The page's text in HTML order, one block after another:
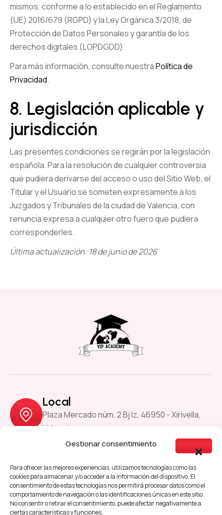
Gestionar consentimiento
Para ofrecer las mejores experiencias, utilizamos tecnologías como las
cookies para almacenar y/o acceder a la información del dispositivo. El
consentimiento de estas tecnologías nos permitirá procesar datos como el
comportamiento de navegación o las identificaciones únicas en este sitio.
No consentir o retirar el consentimiento, puede afectar negativamente a
ciertas características y funciones.
mismos, conforme a lo establecido en el Reglamento
(UE) 2016/679 (RGPD) y la Ley Orgánica 3/2018, de
Protección de Datos Personales y garantía de los
derechos digitales (LOPDGDD).
Para más información, consulte nuestraPolítica de
Privacidad.
8. Legislación aplicable y
jurisdicción
Las presentes condiciones se regirán por la legislación
española. Para la resolución de cualquier controversia
que pudiera derivarse del acceso o uso del Sitio Web, el
Titular y el Usuario se someten expresamente a los
Juzgados y Tribunales de la ciudad de Valencia, con
renuncia expresa a cualquier otro fuero que pudiera
corresponderles.
Última actualización: 18 de junio de 2026
Local
Plaza Mercado núm. 2 Bj Iz, 46950 - Xirivella,
Valencia
Aviso Legal
Política de Cookies